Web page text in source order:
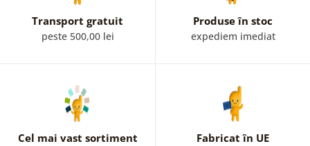
Transport gratuit
peste 500,00 lei
Produse în stoc
expediem imediat
Cel mai vast sortiment Fabricat în UE